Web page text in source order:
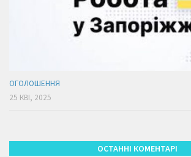
ОГОЛОШЕННЯ
25 КВІ, 2025
ОСТАННІ КОМЕНТАРІ